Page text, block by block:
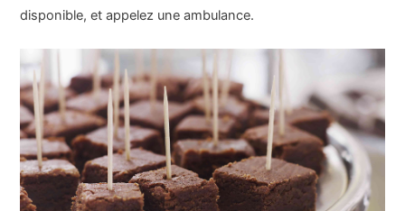
disponible, et appelez une ambulance.